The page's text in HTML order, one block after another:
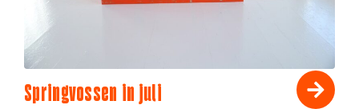
Springvossen in juli